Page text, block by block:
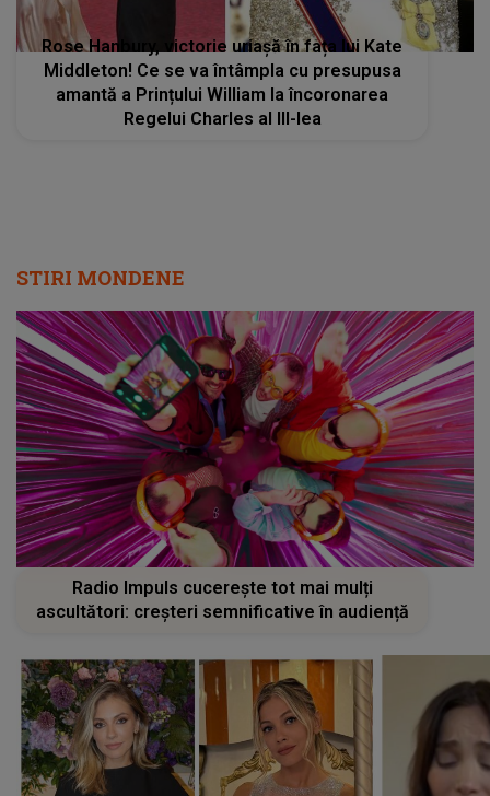
Rose Hanbury, victorie uriașă în fața lui Kate
Middleton! Ce se va întâmpla cu presupusa
amantă a Prințului William la încoronarea
Regelui Charles al III-lea
STIRI MONDENE
Radio Impuls cucerește tot mai mulți
ascultători: creșteri semnificative în audiență